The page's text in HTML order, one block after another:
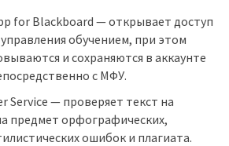
for Blackboard — открывает доступ
обучением, при этом
и сохраняются в аккаунте
с МФУ.
Service — проверяет текст на
предмет орфографических,
ошибок и плагиата.